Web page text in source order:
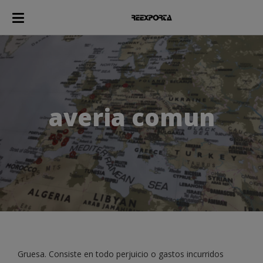
averia comun
Gruesa. Consiste en todo perjuicio o gastos incurridos